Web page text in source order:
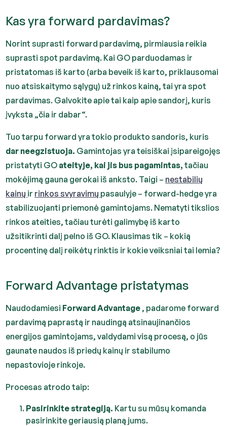
Kas yra forward pardavimas?
Norint suprasti forward pardavimą, pirmiausia reikia
suprasti spot pardavimą. Kai GO parduodamas ir
pristatomas iš karto (arba beveik iš karto, priklausomai
nuo atsiskaitymo sąlygų) už rinkos kainą, tai yra spot
pardavimas. Galvokite apie tai kaip apie sandorį, kuris
įvyksta „čia ir dabar“.
Tuo tarpu forward yra tokio produkto sandoris, kuris
dar neegzistuoja. Gamintojas yra teisiškai įsipareigojęs
pristatyti GO ateityje, kai jis bus pagamintas, tačiau
mokėjimą gauna gerokai iš anksto. Taigi – nestabilių
kainų ir rinkos svyravimų pasaulyje – forward-hedge yra
stabilizuojanti priemonė gamintojams. Nematyti tikslios
rinkos ateities, tačiau turėti galimybę iš karto
užsitikrinti dalį pelno iš GO. Klausimas tik – kokią
procentinę dalį reikėtų rinktis ir kokie veiksniai tai lemia?
Forward Advantage pristatymas
Naudodamiesi Forward Advantage , padarome forward
pardavimą paprastą ir naudingą atsinaujinančios
energijos gamintojams, valdydami visą procesą, o jūs
gaunate naudos iš priedų kainų ir stabilumo
nepastovioje rinkoje.
Procesas atrodo taip:
Pasirinkite strategiją. Kartu su mūsų komanda
pasirinkite geriausią planą jums.